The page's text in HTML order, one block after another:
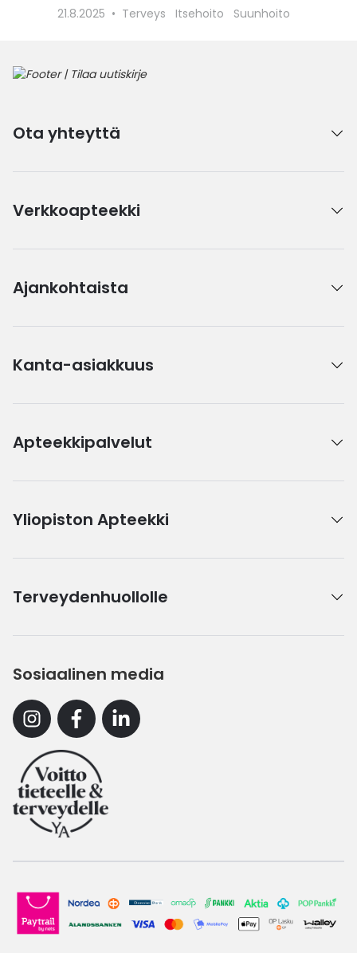
21.8.2025
Terveys Itsehoito Suunhoito
Ota yhteyttä
Verkkoapteekki
Ajankohtaista
Kanta-asiakkuus
Apteekkipalvelut
Yliopiston Apteekki
Terveydenhuollolle
Sosiaalinen media
InstagramFacebookLinkedin